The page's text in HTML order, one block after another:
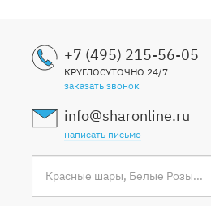
+7 (495) 215-56-05
КРУГЛОСУТОЧНО 24/7
заказать звонок
info@sharonline.ru
написать письмо